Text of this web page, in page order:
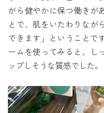
がら健やかに保つ働きが
とで、肌をいたわりなが
できます」ということ
ームを使ってみると、し
ップしそうな質感でした。